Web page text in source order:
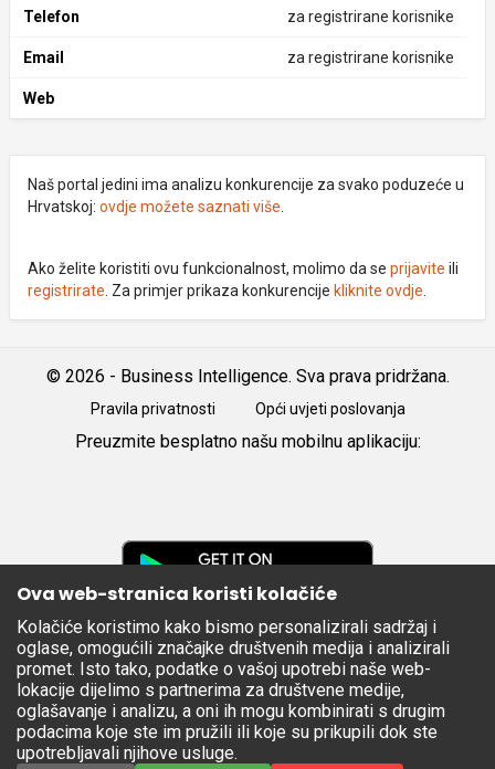
Telefon za registrirane korisnike
Email za registrirane korisnike
Web
Naš portal jedini ima analizu konkurencije za svako poduzeće u
Hrvatskoj: ovdje možete saznati više
Ako želite koristiti ovu funkcionalnost, molimo da se prijavite ili
registrirate . Za primjer prikaza konkurencije kliknite ovdje
© 2026 - Business Intelligence. Sva prava pridržana.
Pravila privatnosti Opći uvjeti poslovanja
Preuzmite besplatno našu mobilnu aplikaciju:
Apple
Store
Ova web-stranica koristi kolačiće
Kolačiće koristimo kako bismo personalizirali sadržaj i
oglase, omogućili značajke društvenih medija i analizirali
promet. Isto tako, podatke o vašoj upotrebi naše web-
lokacije dijelimo s partnerima za društvene medije,
oglašavanje i analizu, a oni ih mogu kombinirati s drugim
podacima koje ste im pružili ili koje su prikupili dok ste
upotrebljavali njihove usluge.